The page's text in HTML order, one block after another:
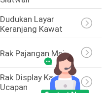
Dudukan Layar
Keranjang Kawat
Rak Pajangan Meja
Rak Display Kartu
Ucapan